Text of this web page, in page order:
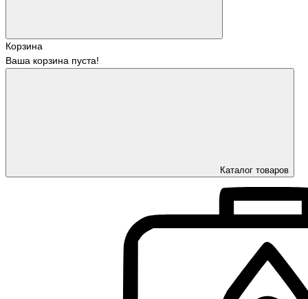
Корзина
Ваша корзина пуста!
Каталог товаров